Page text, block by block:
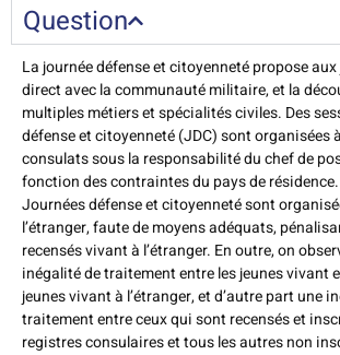
Question
La journée défense et citoyenneté propose
direct avec la communauté militaire, et la
multiples métiers et spécialités civiles. Des
défense et citoyenneté (JDC) sont organisées
consulats sous la responsabilité du chef de
fonction des contraintes du pays de
Journées défense et citoyenneté sont
l’étranger, faute de moyens adéquats,
recensés vivant à l’étranger. En outre, on
inégalité de traitement entre les jeunes vivant
jeunes vivant à l’étranger, et d’autre part une
traitement entre ceux qui sont recensés et
registres consulaires et tous les autres non